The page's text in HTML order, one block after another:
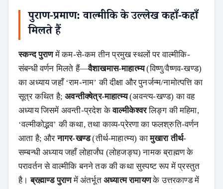
पुराण-प्रमाण: वाल्मीकि के उल्लेख कहाँ-कहाँ
मिलते हैं
स्कन्द पुराणमें कम-से-कम तीन प्रमुख स्थलों पर वाल्मीकि-
संबन्धी वर्णन मिलते हैं—वैशाखमास-माहात्म्य(विष्णु/वैष्णव-खण्ड)
का अध्याय जहाँ ‘राम-नाम’ की दीक्षा और पुनर्जन्म/नामोत्पत्ति का
सूत्र कथित है;अवन्तीक्‍षेत्र-माहात्म्य(अवन्त्य-खण्ड) का वह
अध्याय जिसमें अवन्ती-प्रदेश केवाल्मीकेश्वरलिङ्ग की महिमा,
‘वल्मीकोद्भव’ की कथा, तथा काव्य-प्रेरणा का फलश्रुति-वर्णन
आता है; औरनागर-खण्ड(तीर्थ-माहात्म्य) कामुखारा तीर्थ-
सम्बन्धी अध्याय जहाँ लोहार्जंघ (लोहजङ्घ) नामक ब्राह्मण के
परावर्तन से वाल्मीकि बनने तक की कथा सुस्पष्ट रूप में प्रस्तुत
है।ब्रह्माण्ड पुराणमें अंतर्भूतअध्यात्म रामायणके उत्तरकाण्ड में